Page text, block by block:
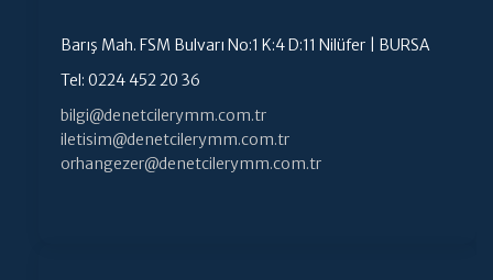
Barış Mah. FSM Bulvarı No:1 K:4 D:11 Nilüfer | BURSA
Tel: 0224 452 20 36
bilgi@denetcilerymm.com.tr
iletisim@denetcilerymm.com.tr
orhangezer@denetcilerymm.com.tr